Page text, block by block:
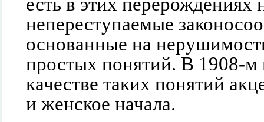
непереступаемые
основанные на
простых понятий. В 1908-м
качестве таких понятий
и женское начала.